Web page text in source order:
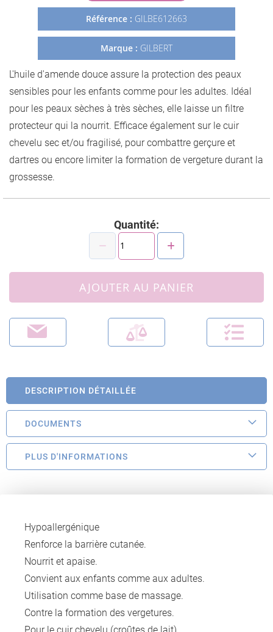
Référence : GILBE612663
Marque : GILBERT
L'huile d'amende douce assure la protection des peaux
sensibles pour les enfants comme pour les adultes. Idéal
pour les peaux sèches à très sèches, elle laisse un filtre
protecteur qui la nourrit. Efficace également sur le cuir
chevelu sec et/ou fragilisé, pour combattre gerçure et
dartres ou encore limiter la formation de vergeture durant la
grossesse.
Quantité:
AJOUTER AU PANIER
DESCRIPTION DÉTAILLÉE
DOCUMENTS
PLUS D'INFORMATIONS
Hypoallergénique
Renforce la barrière cutanée.
Nourrit et apaise.
Convient aux enfants comme aux adultes.
Utilisation comme base de massage.
Contre la formation des vergetures.